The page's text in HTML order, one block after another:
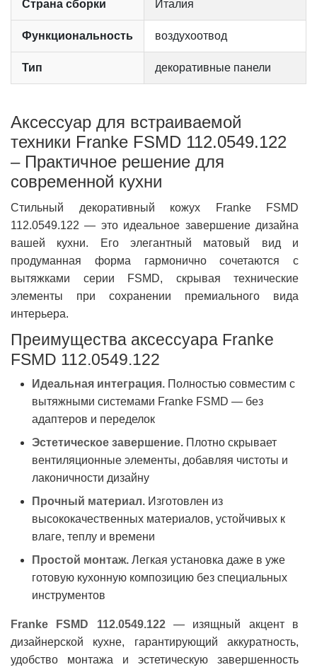
Страна сборки Италия
Функциональность воздухоотвод
Тип декоративные панели
Аксессуар для встраиваемой
техники Franke FSMD 112.0549.122
– Практичное решение для
современной кухни
Стильный декоративный кожух Franke FSMD
112.0549.122 — это идеальное завершение дизайна
вашей кухни. Его элегантный матовый вид и
продуманная форма гармонично сочетаются с
вытяжками серии FSMD, скрывая технические
элементы при сохранении премиального вида
интерьера.
Преимущества аксессуара Franke
FSMD 112.0549.122
Идеальная интеграция. Полностью совместим с
вытяжными системами Franke FSMD — без
адаптеров и переделок
Эстетическое завершение. Плотно скрывает
вентиляционные элементы, добавляя чистоты и
лаконичности дизайну
Прочный материал. Изготовлен из
высококачественных материалов, устойчивых к
влаге, теплу и времени
Простой монтаж. Легкая установка даже в уже
готовую кухонную композицию без специальных
инструментов
Franke FSMD 112.0549.122— изящный акцент в
дизайнерской кухне, гарантирующий аккуратность,
удобство монтажа и эстетическую завершенность